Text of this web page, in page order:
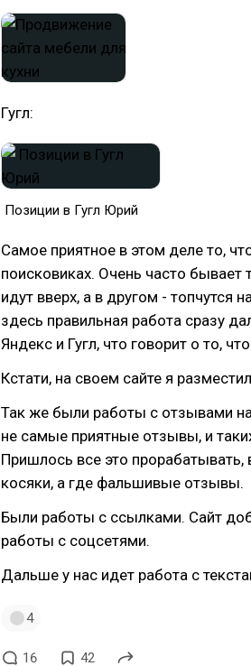
Гугл:
Позиции в Гугл Юрий
Самое приятное в этом деле то,
поисковиках. Очень часто бывает
идут вверх, а в другом - топчутся
здесь правильная работа сразу
Яндекс и Гугл, что говорит о то,
Кстати, на своем сайте я разместил
Так же были работы с отзывами
не самые приятные отзывы, и
Пришлось все это прорабатывать,
косяки, а где фальшивые отзывы.
Были работы с ссылками. Сайт
работы с соцсетями.
Дальше у нас идет работа с
4
16 42